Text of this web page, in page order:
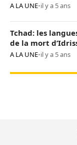
A LA UNE•il y a 5 ans
Tchad: les
de la mort
A LA UNE•il y a 5 ans